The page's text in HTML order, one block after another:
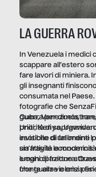
LA GUERRA
In Venezuela i medici
scappare all’estero
fare lavori di miniera.
gli insegnanti
consumata nel
fotografie che
guerra per
priorità di
invisibile di un ordine
un’attività
luoghi di frattura.
che guerre e crisi
Cuba, Venezuela,
Uniti, Kenya,
esotiche di fallimenti
sia fragile la
emancipazione
fronte alla violenza